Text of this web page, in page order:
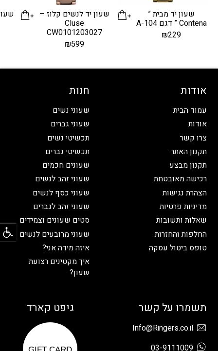
שעון יד מבית ”
Contena ” דגם A-104
₪229
שעון יד לנשים קלוז –
Cluse
CW0101203027
₪599
אודות
עמוד הבית
אודות
צרו קשר
תקנון האתר
תקנון מבצע
רכישה מאובטחת
הצהרת נגישות
מדיניות פרטיות
שאלות ותשובות
החלפות והחזרות
טופס ביטול עסקה
חנות
שעוני נשים
שעוני גברים
תכשיטי נשים
תכשיטי גברים
שעונים חכמים
שעוני זהב לנשים
שעוני כסף לנשים
שעוני זהב לגברים
סטים שעונים וצמידים
שעוני מרובעים לנשים
איזה מידה אני?
איך מקטינים רצועת
שעון?
תשמרו על קשר
Info@Ringers.co.il
03-9111009
גיפט קארד